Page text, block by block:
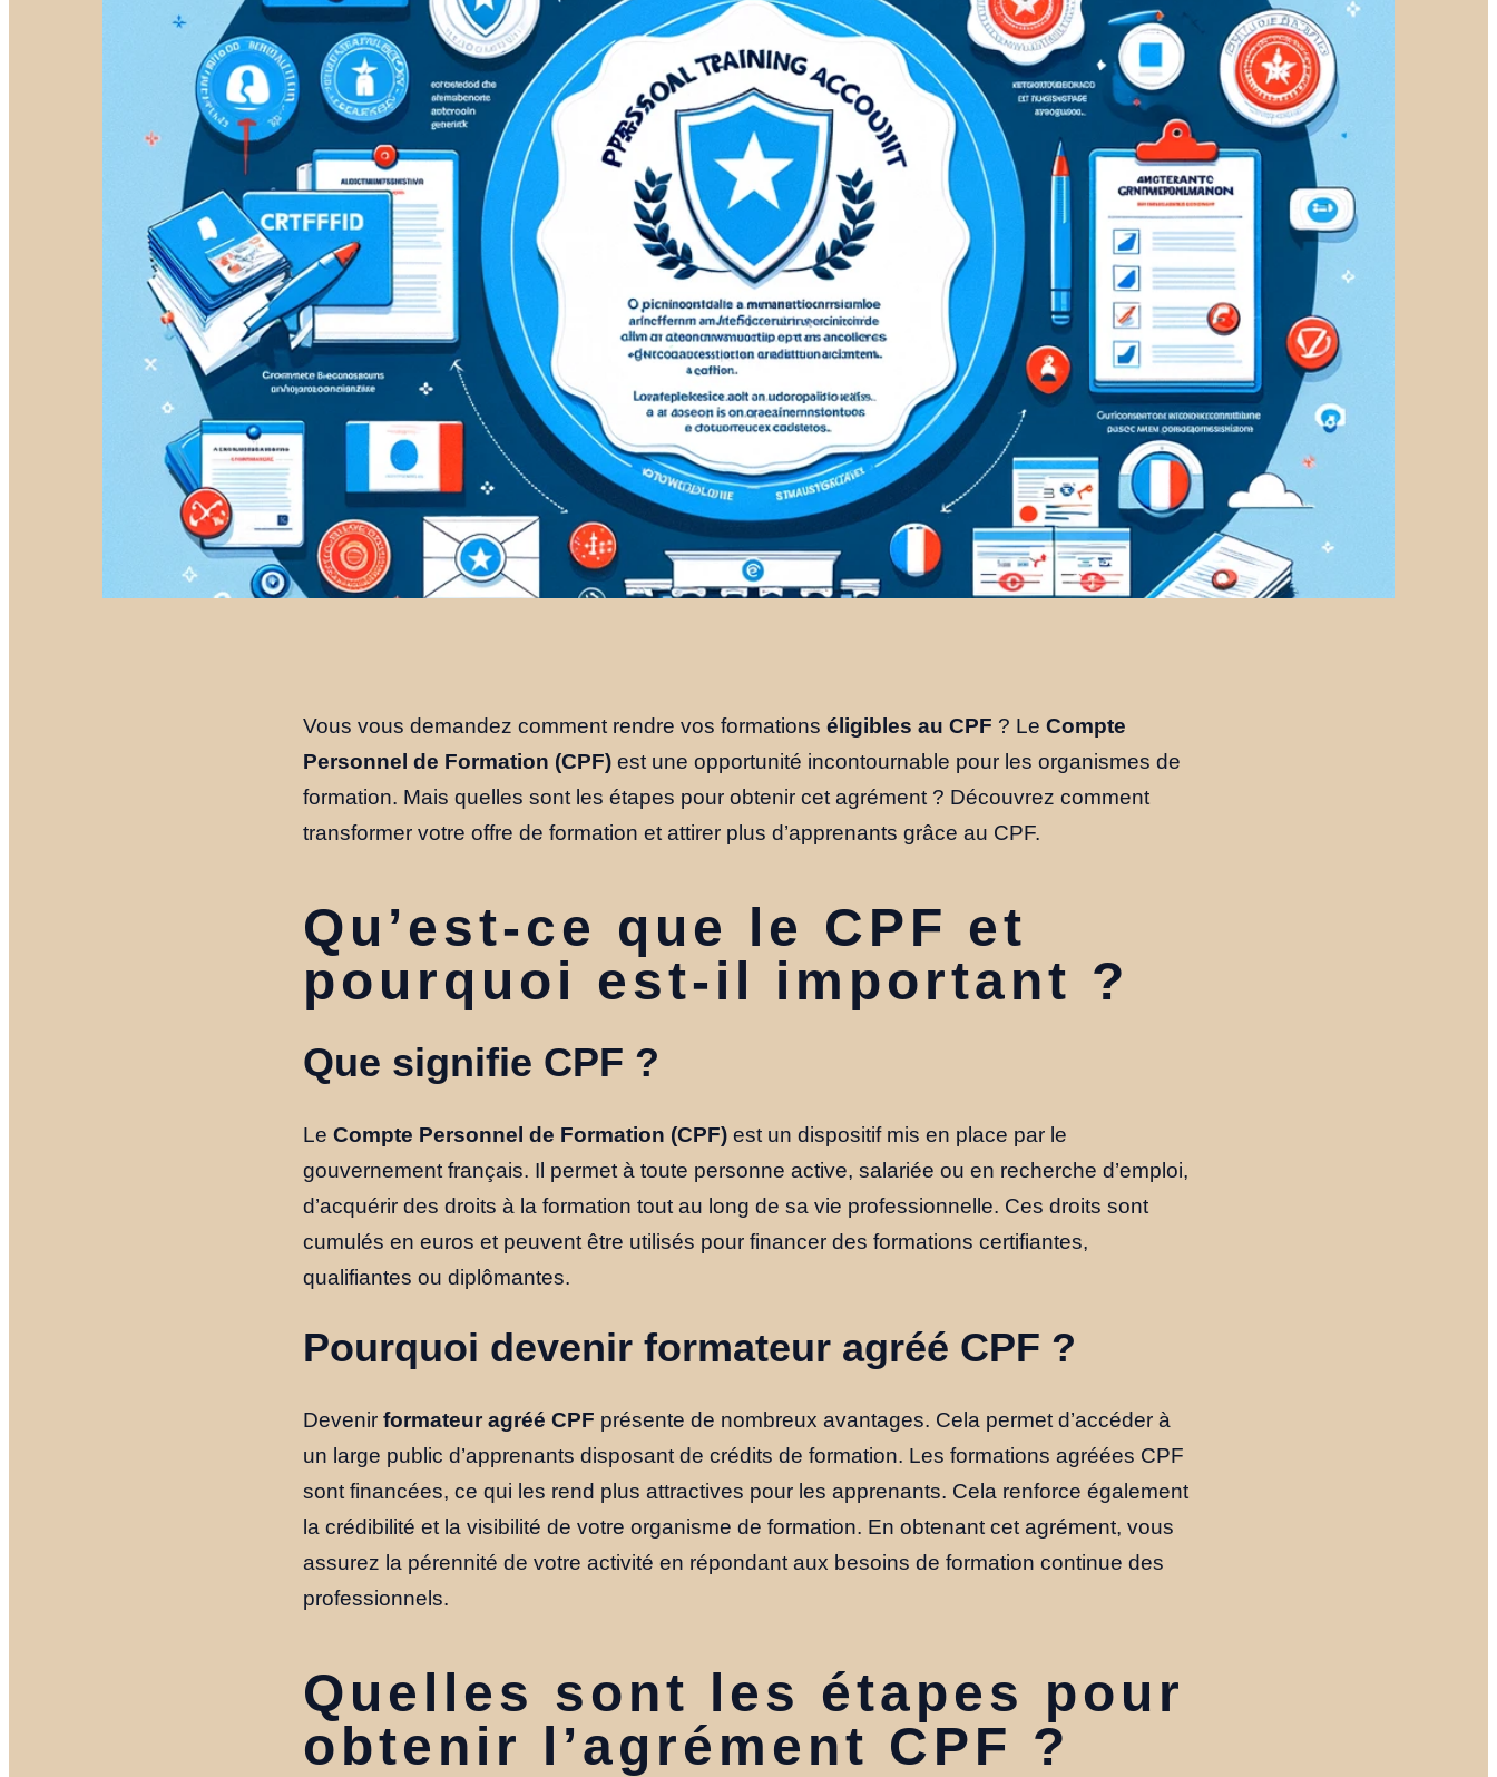
Vous vous demandez comment rendre vos formations éligibles au CPF ? Le Compte
Personnel de Formation (CPF) est une opportunité incontournable pour les organismes de
formation. Mais quelles sont les étapes pour obtenir cet agrément ? Découvrez comment
transformer votre offre de formation et attirer plus d’apprenants grâce au CPF.
Qu’est-ce que le CPF et
pourquoi est-il important ?
Que signifie CPF ?
Le Compte Personnel de Formation (CPF) est un dispositif mis en place par le
gouvernement français. Il permet à toute personne active, salariée ou en recherche d’emploi,
d’acquérir des droits à la formation tout au long de sa vie professionnelle. Ces droits sont
cumulés en euros et peuvent être utilisés pour financer des formations certifiantes,
qualifiantes ou diplômantes.
Pourquoi devenir formateur agréé CPF ?
Devenir formateur agréé CPF présente de nombreux avantages. Cela permet d’accéder à
un large public d’apprenants disposant de crédits de formation. Les formations agréées CPF
sont financées, ce qui les rend plus attractives pour les apprenants. Cela renforce également
la crédibilité et la visibilité de votre organisme de formation. En obtenant cet agrément, vous
assurez la pérennité de votre activité en répondant aux besoins de formation continue des
professionnels.
Quelles sont les étapes pour
obtenir l’agrément CPF ?